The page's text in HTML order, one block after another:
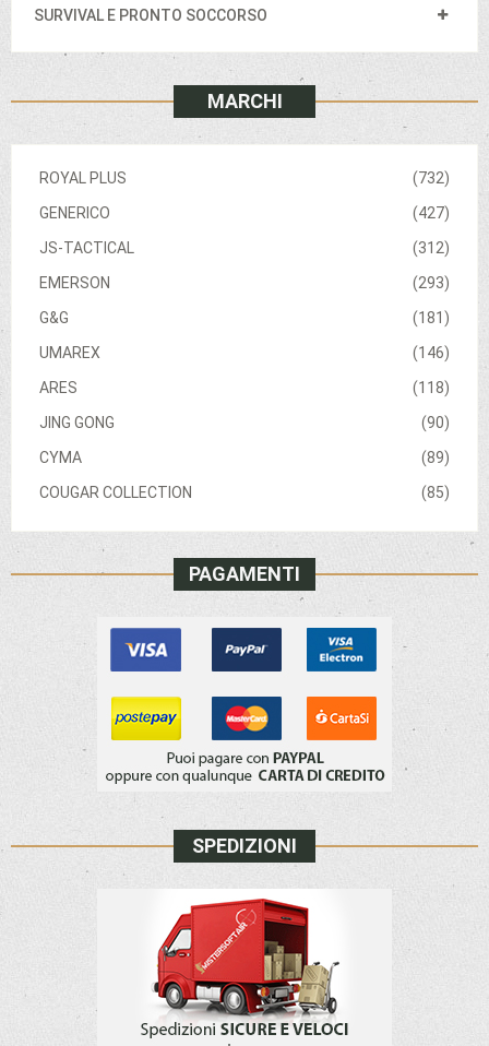
SURVIVAL E PRONTO SOCCORSO
MARCHI
(732)
ROYAL PLUS
(427)
GENERICO
(312)
JS-TACTICAL
(293)
EMERSON
(181)
G&G
(146)
UMAREX
(118)
ARES
(90)
JING GONG
(89)
CYMA
(85)
COUGAR COLLECTION
PAGAMENTI
SPEDIZIONI